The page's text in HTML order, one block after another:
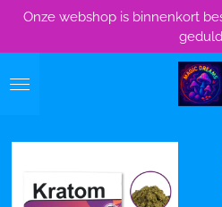
Ga
naar
de
Onze webshop is binnenkort
geduld